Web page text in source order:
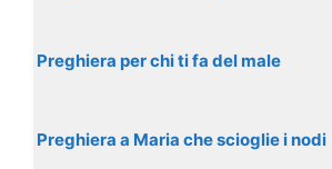
Preghiera per chi ti fa del male
Preghiera a Maria che scioglie i nodi